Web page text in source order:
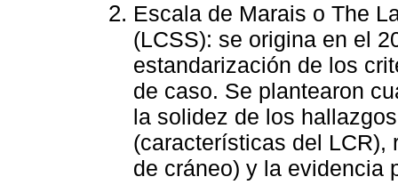
Escala de Marais o The
(LCSS): se origina en el
estandarización de los
de caso. Se plantearon
la solidez de los
(características del LCR),
de cráneo) y la evidencia